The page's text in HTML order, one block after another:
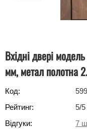
Вхідні двері
мм, метал полотна
Код:
Рейтинг:
5/5
Відгуки:
7